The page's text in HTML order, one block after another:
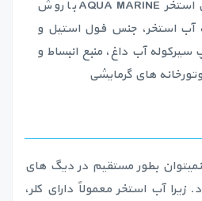
گرمکن مستقیم چگالشی استخر AQUA MARINE با روش
آب استخر، جنس فول استیل و
آب داغ، منبع انبساط و
های گرمایشی
بطور مستقیم در دیگ های
آب استخر معمولاً دارای کلر،